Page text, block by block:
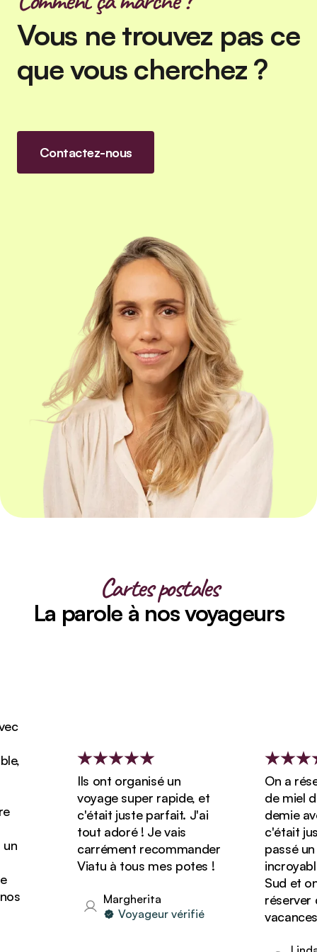
Vous ne trouvez pas ce
que vous cherchez ?
Contactez-nous
Cartes postales
La parole à nos voyageurs
Ils ont organisé un
voyage super rapide, et
c'était juste parfait. J'ai
tout adoré ! Je vais
carrément recommander
Viatu à tous mes potes !
Margherita
Voyageur vérifié
On a réservé
de miel de 3
demie avec
c'était juste
passé un
incroyable en
Sud et on va
réserver
vacances